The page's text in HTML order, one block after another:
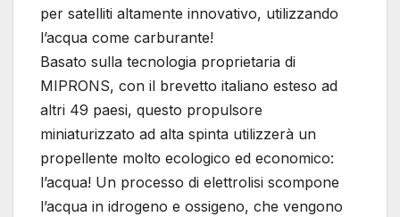
per satelliti altamente innovativo, utilizzando
l’acqua come carburante!
Basato sulla tecnologia proprietaria di
MIPRONS, con il brevetto italiano esteso ad
altri 49 paesi, questo propulsore
miniaturizzato ad alta spinta utilizzerà un
propellente molto ecologico ed economico:
l’acqua! Un processo di elettrolisi scompone
l’acqua in idrogeno e ossigeno, che vengono